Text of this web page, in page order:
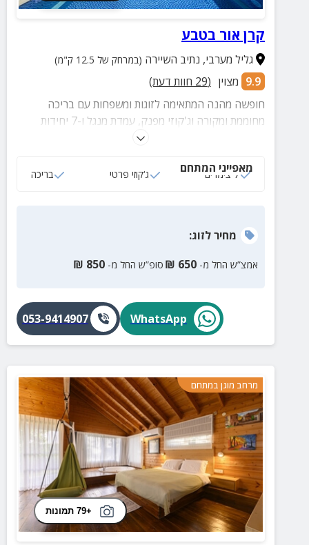
קרן אור בטבע
גליל מערבי, נתיב השיירה (במרחק של 12.5 ק"מ)
9.9 מצוין (
29 חוות דעת)
חופשה מהנה המתאימה לזוגות ומשפחות עם בריכה
מחוממת ומקורה וג'קוזי מפנק, עמדת מנגל ו-7 יחידות
אירוח כפריות מאובזרות בכל מה שצריך לנופש בלתי נשכח.
מאפייני המתחם
7 צימרים ג‘קוזי פרטי בריכה
מחירלזוג:
אמצ”ש החל מ- 650
₪ סופ”ש החל מ- 850
₪
WhatsApp
053-9414907
מרחב מוגן במתחם
+79 תמונות